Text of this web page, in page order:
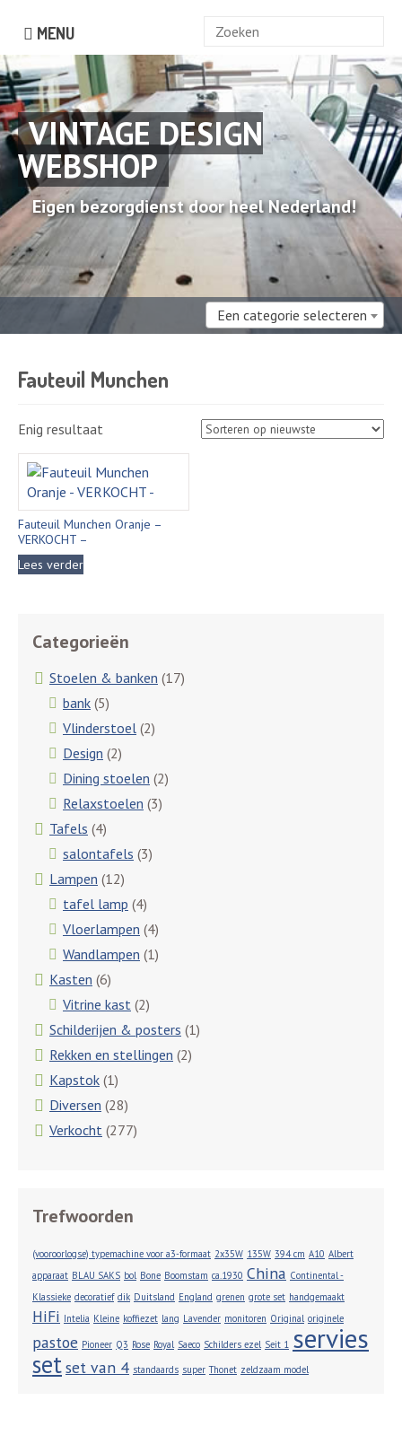
MENU
Zoek
VINTAGE DESIGN
WEBSHOP
Eigen bezorgdienst door heel Nederland!
Een categorie selecteren
Fauteuil Munchen
Enig resultaat
Fauteuil Munchen Oranje –
VERKOCHT –
Lees verder
Categorieën
Stoelen & banken (17)
bank (5)
Vlinderstoel (2)
Design (2)
Dining stoelen (2)
Relaxstoelen (3)
Tafels (4)
salontafels (3)
Lampen (12)
tafel lamp (4)
Vloerlampen (4)
Wandlampen (1)
Kasten (6)
Vitrine kast (2)
Schilderijen & posters (1)
Rekken en stellingen (2)
Kapstok (1)
Diversen (28)
Verkocht (277)
Trefwoorden
(vooroorlogse) typemachine voor a3-formaat 2x35W 135W 394 cm A10 Albert
apparaat BLAU SAKS bol Bone Boomstam ca.1930 China Continental -
Klassieke decoratief dik Duitsland England grenen grote set handgemaakt
HiFi Intelia Kleine koffiezet lang Lavender monitoren Original originele
pastoe Pioneer Q3 Rose Royal Saeco Schilders ezel Seit 1 servies
setset van 4 standaards super Thonet zeldzaam model